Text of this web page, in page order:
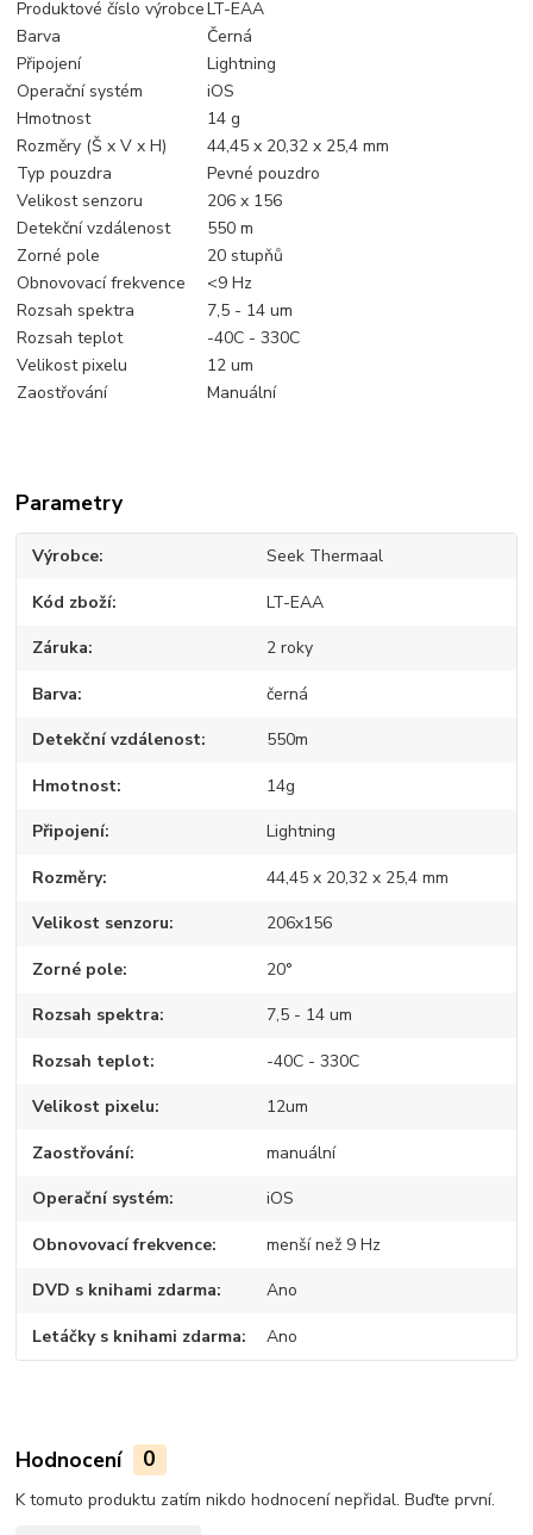
Produktové číslo výrobceLT-EAA
Barva
Černá
Připojení
Lightning
Operační systém
iOS
Hmotnost
14 g
Rozměry (Š x V x H)
44,45 x 20,32 x 25,4 mm
Typ pouzdra
Pevné pouzdro
Velikost senzoru
206 x 156
Detekční vzdálenost
550 m
Zorné pole
20 stupňů
Obnovovací frekvence
<9 Hz
Rozsah spektra
7,5 - 14 um
Rozsah teplot
-40C - 330C
Velikost pixelu
12 um
Zaostřování
Manuální
Parametry
Výrobce Seek Thermaal
Kód zboží LT-EAA
Záruka 2 roky
Barva černá
Detekční vzdálenost 550m
Hmotnost 14g
Připojení Lightning
Rozměry 44,45 x 20,32 x 25,4 mm
Velikost senzoru 206x156
Zorné pole 20°
Rozsah spektra 7,5 - 14 um
Rozsah teplot -40C - 330C
Velikost pixelu 12um
Zaostřování manuální
Operační systém iOS
Obnovovací frekvence menší než 9 Hz
DVD s knihami zdarma Ano
Letáčky s knihami zdarma Ano
Hodnocení 0
K tomuto produktu zatím nikdo hodnocení nepřidal. Buďte první.